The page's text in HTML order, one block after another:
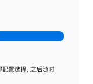
置选择，之后随时